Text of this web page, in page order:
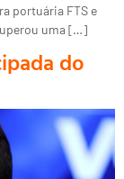
portuária FTS e
uma […]
do